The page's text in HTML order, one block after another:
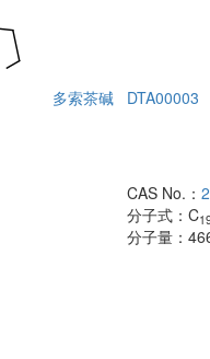
多索茶碱 DTA00003
CAS No.：
分子式： C
分子量：